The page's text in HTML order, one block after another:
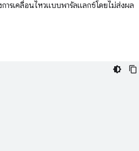
รเคลื่อนไหวแบบพารัลแลกซ์โดยไม่ส่งผล